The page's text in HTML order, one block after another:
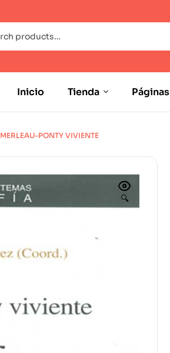
Inicio Tienda Páginas
MERLEAU-PONTY VIVIENTE
🔍